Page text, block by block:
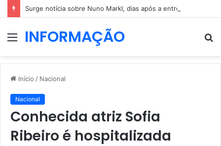
MenuINFORMAÇÃO
Início / Nacional
Nacional
Conhecida atriz Sofia
Ribeiro é hospitalizada